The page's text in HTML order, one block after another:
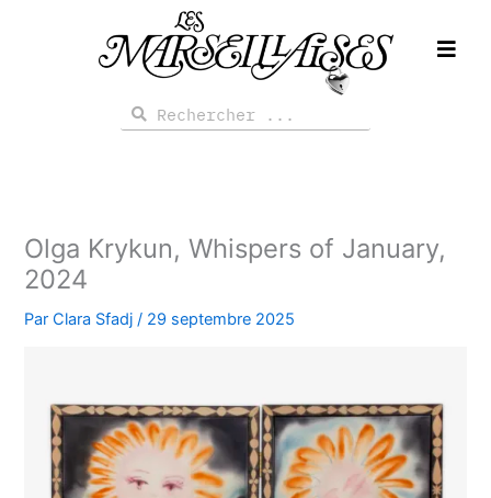
Rechercher
Rechercher
Olga Krykun, Whispers of January,
2024
ParClara Sfadj / 29 septembre 2025